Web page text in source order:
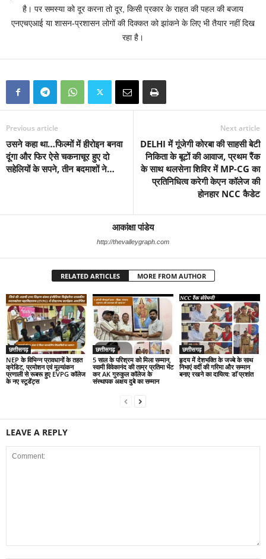
है। पर समस्या को दूर करना तो दूर, किसी प्रकार के राहत की पहल की बजाय
एनएचएआई या शासन-प्रशासन लोगों की दिक्कत को झांकने के लिए भी तैयार नहीं दिख
रहा है।
Previous article
उसने कहा था…फिल्मों में हीरोइन बनवा
दूंगा और फिर ऐसे चकनाचूर हुए दो
सहेलियों के सपने, तीन बदमाशों ने…
Next article
DELHI में गूंजेगी कोरबा की साहसी बेटी
निकिता के बूटों की आवाज, प्रथम रैंक
के साथ थलसेना शिविर में MP-CG का
प्रतिनिधित्व करेगी केएन कॉलेज की
होनहार NCC कैडेट
आकांक्षा पांडेय
http://thevalleygraph.com
RELATED ARTICLES MORE FROM AUTHOR
छत्तीसगढ़
NEP के विभिन्न प्रावधानों के तहत
क्रेडिट, प्रमोशन एवं मूल्यांकन
प्रणाली से रूबरू हुए EVPG कॉलेज
के नए स्टूडेंट्स
छत्तीसगढ़
5 साल के परिश्रम को मिला सम्मान,
स्वामी विवेकानंद की ताम्र प्रतिमा भेंट
कर AK गुरुकुल कॉलेज के
संस्थापक अक्षय दुबे का सम्मान
छत्तीसगढ़
हृदय में देशभक्ति के जज्बे के साथ
निभाएं वर्दी की गरिमा और सम्मान
बनाए रखने का दायित्व: डाॅ प्रशांत
LEAVE A REPLY